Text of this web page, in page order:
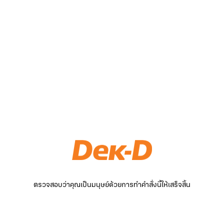
ตรวจสอบว่าคุณเป็นมนุษย์ด้วยการทำคำสั่งนี้ให้เสร็จสิ้น